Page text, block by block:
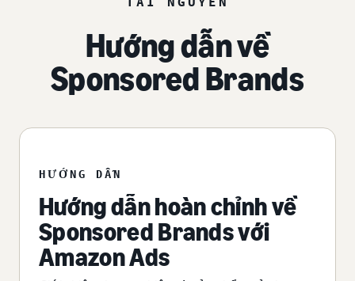
Hướng dẫn về
Sponsored Brands
HƯỚNG DẪN
Hướng dẫn hoàn chỉnh về
Sponsored Brands với
Amazon Ads